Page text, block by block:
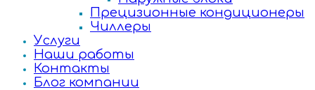
Прецизионные кондиционеры
Чиллеры
Услуги
Наши работы
Контакты
Блог компании